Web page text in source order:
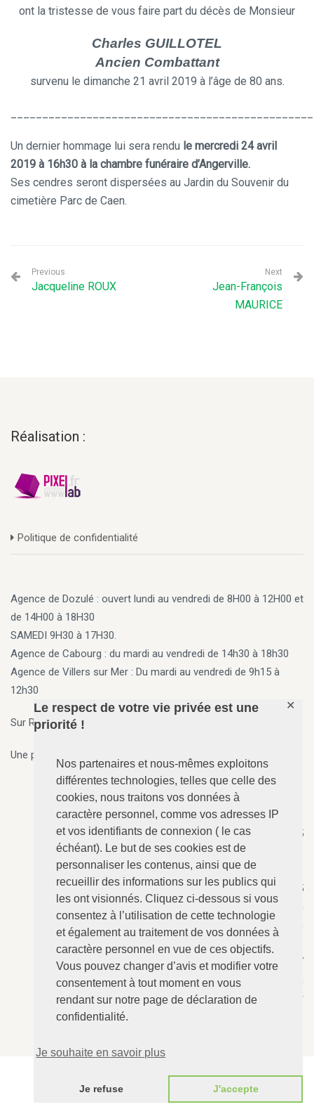
Le respect de votre vie privée est une
priorité !
Nos partenaires et nous-mêmes exploitons
différentes technologies, telles que celle des
cookies, nous traitons vos données à
caractère personnel, comme vos adresses IP
et vos identifiants de connexion ( le cas
échéant). Le but de ses cookies est de
personnaliser les contenus, ainsi que de
recueillir des informations sur les publics qui
les ont visionnés. Cliquez ci-dessous si vous
consentez à l’utilisation de cette technologie
et également au traitement de vos données à
caractère personnel en vue de ces objectifs.
Vous pouvez changer d’avis et modifier votre
consentement à tout moment en vous
rendant sur notre page de déclaration de
confidentialité.
Je souhaite en savoir plus
Je refuse J'accepte
✕
ont la tristesse de vous faire part du décès de Monsieur
Charles GUILLOTEL
Ancien Combattant
survenu le dimanche 21 avril 2019 à l’âge de 80 ans.
Un dernier hommage lui sera rendu le mercredi 24 avril
2019 à 16h30 à la chambre funéraire d’Angerville.
Ses cendres seront dispersées au Jardin du Souvenir du
cimetière Parc de Caen.
Previous
Jacqueline ROUX
Next
Jean-François
MAURICE
Réalisation :
Politique de confidentialité
Agence de Dozulé : ouvert lundi au vendredi de 8H00 à 12H00 et
de 14H00 à 18H30
SAMEDI 9H30 à 17H30.
Agence de Cabourg : du mardi au vendredi de 14h30 à 18h30
Agence de Villers sur Mer : Du mardi au vendredi de 9h15 à
12h30
Sur Rendez vous en dehors des horaires ci-dessus
Une permanence 7j/7, 24h/24 est assurée par téléphone.
ANGERVILLE-Dozulé: 02.31.73.73.76
N°157 - Le Calvaire, RD 675
14430 ANGERVILLE-Dozulé
CABOURG: 02.31.24.94.15
8 Avenue Bertaux Levillain
14390 CABOURG
Villers-sur-Mer: 02.31.73.12.67
28 Rue du Maréchal Foch
14640 Villers-sur-Mer
AUDE DE BERRANGER ©2016 - Tous droits réservés